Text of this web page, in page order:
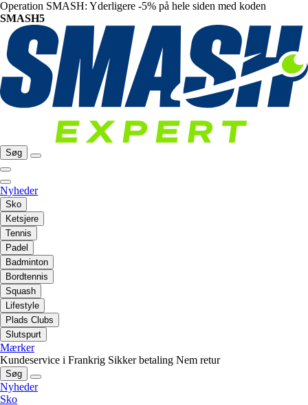
Operation SMASH: Yderligere -5% på hele siden med koden
SMASH5
Søg
Nyheder
Sko
Ketsjere
Tennis
Padel
Badminton
Bordtennis
Squash
Lifestyle
Plads Clubs
Slutspurt
Mærker
Kundeservice i Frankrig Sikker betaling Nem retur
Søg
Nyheder
Sko